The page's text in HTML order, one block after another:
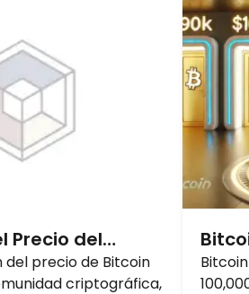
Precio del
este Tweet
precio de Bitcoin
criptográfica,